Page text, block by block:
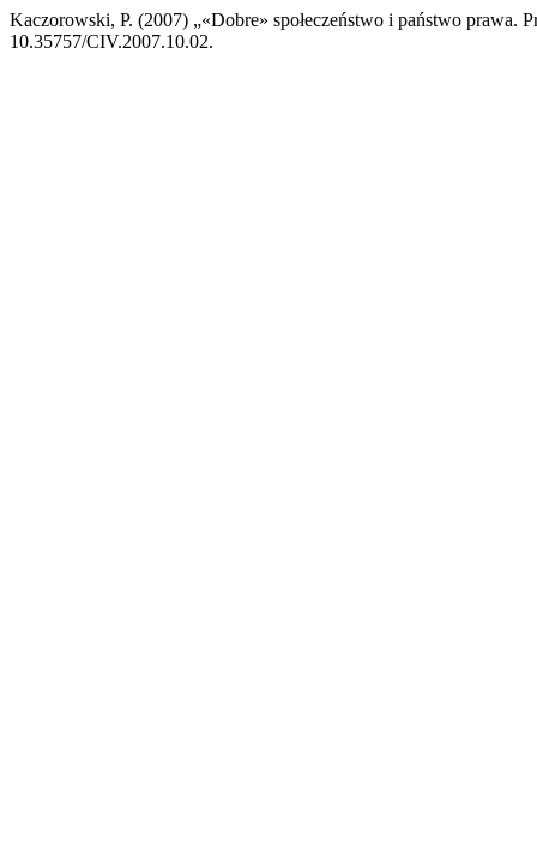
Kaczorowski, P. (2007) „«Dobre» społeczeństwo i państwo prawa.
10.35757/CIV.2007.10.02.